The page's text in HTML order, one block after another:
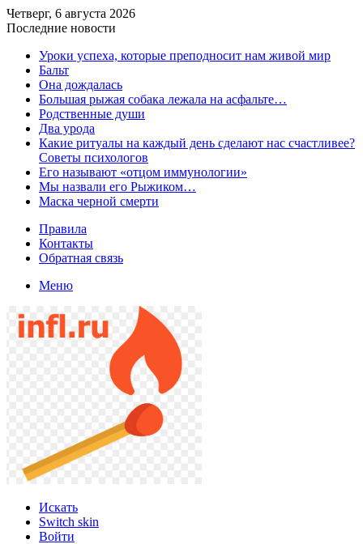
Четверг, 6 августа 2026
Последние новости
​Уроки успеха, которые преподносит нам живой мир
Бальт
Она дождалась
Большая рыжая собака лежала на асфальте…
Родственные души
Два урода
Какие ритуалы на каждый день сделают нас счастливее?
Советы психологов
Его называют «отцом иммунологии»
Мы назвали его Рыжиком…
Маска черной смерти
Правила
Контакты
Обратная связь
Меню
Искать
Switch skin
Войти